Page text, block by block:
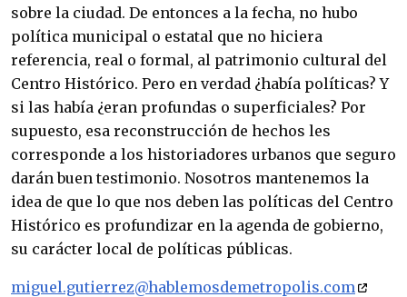
sobre la ciudad. De entonces a la fecha, no hubo
política municipal o estatal que no hiciera
referencia, real o formal, al patrimonio cultural del
Centro Histórico. Pero en verdad ¿había políticas? Y
si las había ¿eran profundas o superficiales? Por
supuesto, esa reconstrucción de hechos les
corresponde a los historiadores urbanos que seguro
darán buen testimonio. Nosotros mantenemos la
idea de que lo que nos deben las políticas del Centro
Histórico es profundizar en la agenda de gobierno,
su carácter local de políticas públicas.
miguel.gutierrez@hablemosdemetropolis.com